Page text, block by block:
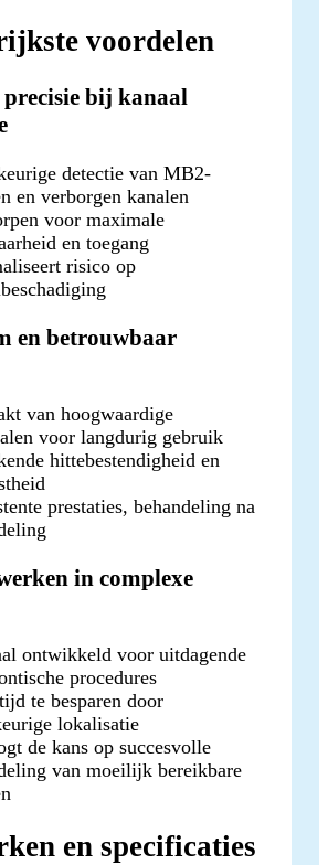
voordelen
bij kanaal
detectie van MB2-
en verborgen kanalen
voor maximale
en toegang
risico op
en betrouwbaar
van hoogwaardige
voor langdurig gebruik
hittebestendigheid en
prestaties, behandeling na
in complexe
ontwikkeld voor uitdagende
procedures
te besparen door
lokalisatie
de kans op succesvolle
van moeilijk bereikbare
en specificaties